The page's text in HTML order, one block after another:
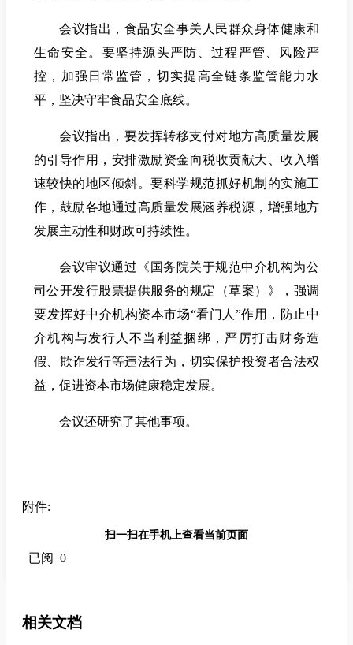
会议指出，食品安全事关人民群众身体健康和
生命安全。要坚持源头严防、过程严管、风险严
控，加强日常监管，切实提高全链条监管能力水
平，坚决守牢食品安全底线。
会议指出，要发挥转移支付对地方高质量发展
的引导作用，安排激励资金向税收贡献大、收入增
速较快的地区倾斜。要科学规范抓好机制的实施工
作，鼓励各地通过高质量发展涵养税源，增强地方
发展主动性和财政可持续性。
会议审议通过《国务院关于规范中介机构为公
司公开发行股票提供服务的规定（草案）》，强调
要发挥好中介机构资本市场“看门人”作用，防止中
介机构与发行人不当利益捆绑，严厉打击财务造
假、欺诈发行等违法行为，切实保护投资者合法权
益，促进资本市场健康稳定发展。
会议还研究了其他事项。
附件:
扫一扫在手机上查看当前页面
已阅 0
相关文档